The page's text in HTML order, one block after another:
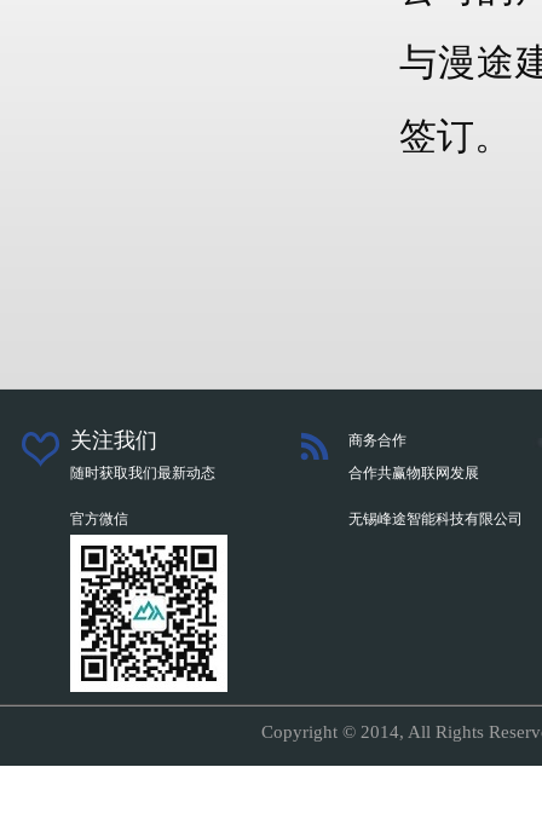
与漫途
签订。
关注我们
随时获取我们最新动态
官方微信
商务合作
合作共赢物联网发展
无锡峰途智能科技有限公司
Copyright © 2014, All Rights